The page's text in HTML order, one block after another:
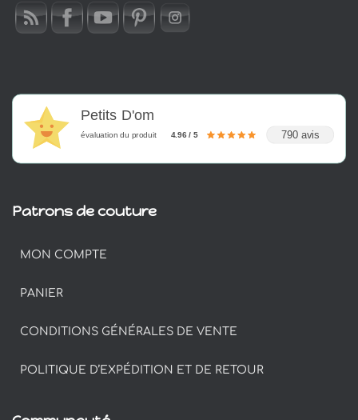
Petits D'om
évaluation du produit 4.96 / 5 790 avis
Patrons de couture
MON COMPTE
PANIER
CONDITIONS GÉNÉRALES DE VENTE
POLITIQUE D’EXPÉDITION ET DE RETOUR